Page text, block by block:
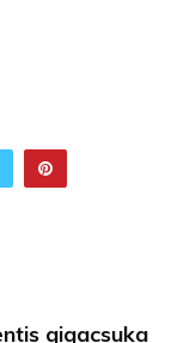
gigacsuka